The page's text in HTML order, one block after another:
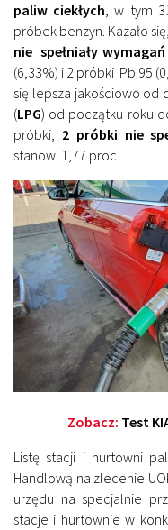
paliw ciekłych, w tym
próbek benzyn. Kazało
nie spełniały
(6,33%) i 2 próbki Pb 95
się lepsza jakościowo od
(LPG) od początku roku
próbki, 2 próbki nie
stanowi 1,77 proc.
Zobacz: Test
Listę stacji i hurtowni
Handlową na zlecenie
urzędu na specjalnie
stacje i hurtownie w